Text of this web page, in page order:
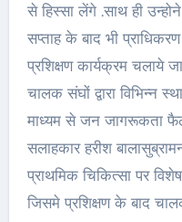
से हिस्सा लेंगे .साथ ही
सप्ताह के बाद भी
प्रशिक्षण कार्यक्रम चलाये
चालक संघों द्वारा विभिन्न
माध्यम से जन जागरूकता
सलाहकार हरीश
प्राथमिक चिकित्सा पर
जिसमे प्रशिक्षण के बाद